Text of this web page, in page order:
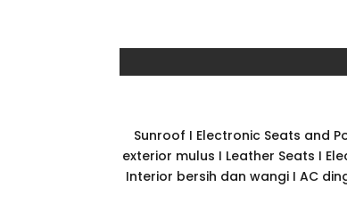
Sunroof I Electronic Seats and
exterior mulus I Leather Seats I
Interior bersih dan wangi I AC